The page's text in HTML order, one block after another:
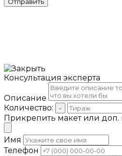
Консультация эксперта
Описание
Количество:
-
Прикрепить макет или
Имя
Телефон